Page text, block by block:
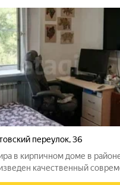
переулок,36
в кирпичном доме в
качественный